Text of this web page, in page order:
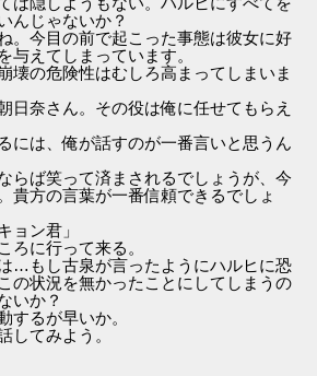
んじゃないか？
。今目の前で起こった事態は彼女に好
与えてしまっています。
壊の危険性はむしろ高まってしまいま
日奈さん。その役は俺に任せてもらえ
には、俺が話すのが一番言いと思うん
らば笑って済まされるでしょうが、今
貴方の言葉が一番信頼できるでしょ
ョン君」
ろに行って来る。
…もし古泉が言ったようにハルヒに恐
の状況を無かったことにしてしまうの
いか？
するが早いか。
してみよう。